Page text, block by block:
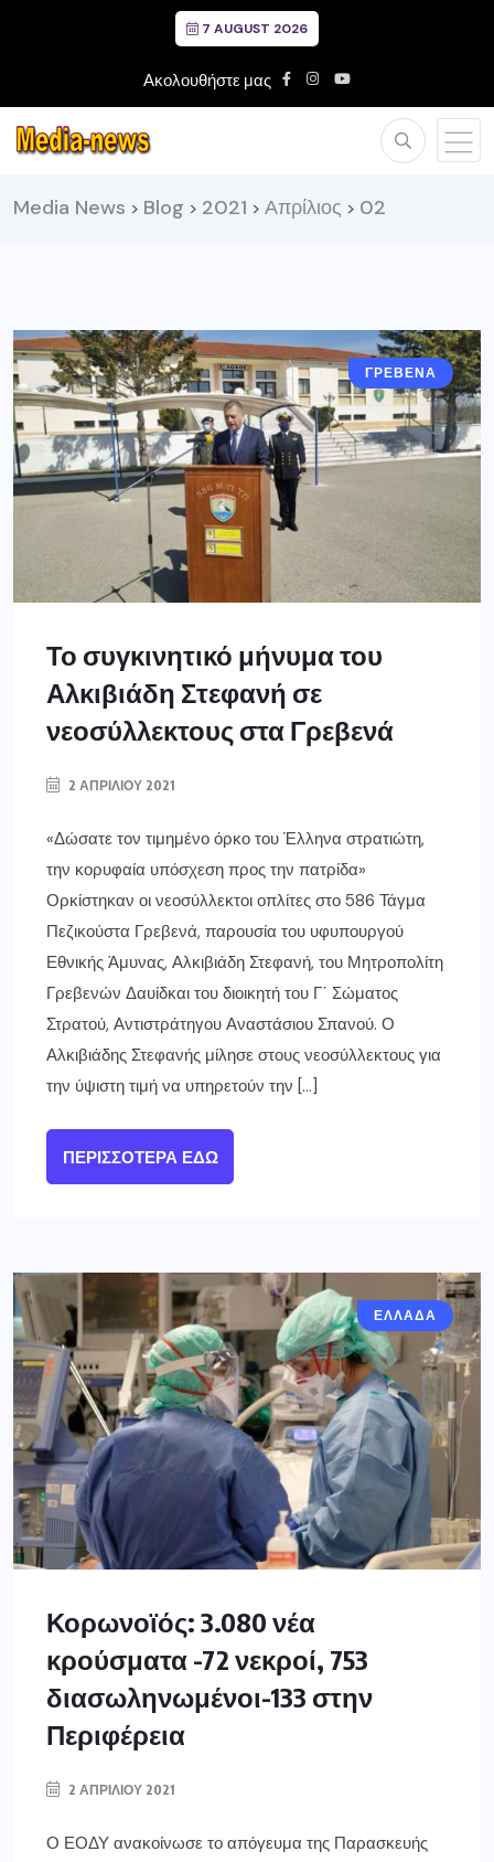
7 AUGUST 2026
Ακολουθήστε μας
Media News > Blog > 2021 > Απρίλιος > 02
ΓΡΕΒΕΝΑ
Το συγκινητικό μήνυμα του
Αλκιβιάδη Στεφανή σε
νεοσύλλεκτους στα Γρεβενά
2 ΑΠΡΙΛΊΟΥ 2021
«Δώσατε τον τιμημένο όρκο του Έλληνα στρατιώτη,
την κορυφαία υπόσχεση προς την πατρίδα»
Ορκίστηκαν οι νεοσύλλεκτοι οπλίτες στο 586 Τάγμα
Πεζικούστα Γρεβενά, παρουσία του υφυπουργού
Εθνικής Άμυνας, Αλκιβιάδη Στεφανή, του Μητροπολίτη
Γρεβενών Δαυίδκαι του διοικητή του Γ΄ Σώματος
Στρατού, Αντιστράτηγου Αναστάσιου Σπανού. Ο
Αλκιβιάδης Στεφανής μίλησε στους νεοσύλλεκτους για
την ύψιστη τιμή να υπηρετούν την […]
ΠΕΡΙΣΣΌΤΕΡΑ ΕΔΏ
ΕΛΛΑΔΑ
Κορωνοϊός: 3.080 νέα
κρούσματα -72 νεκροί, 753
διασωληνωμένοι-133 στην
Περιφέρεια
2 ΑΠΡΙΛΊΟΥ 2021
Ο ΕΟΔΥ ανακοίνωσε το απόγευμα της Παρασκευής